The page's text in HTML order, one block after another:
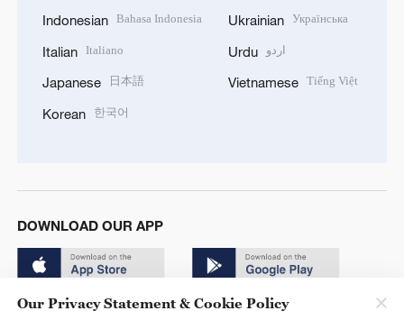
Indonesian Bahasa Indonesia
Italian Italiano
Japanese 日本語
Korean 한국어
Ukrainian Українська
Urdu اردو
Vietnamese Tiếng Việt
DOWNLOAD OUR APP
Our Privacy Statement & Cookie Policy